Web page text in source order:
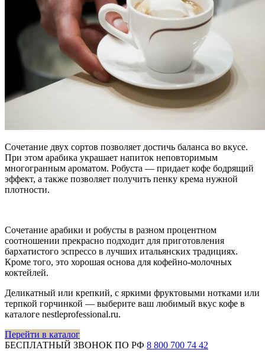
Сочетание двух сортов позволяет достичь баланса во вкусе.
При этом арабика украшает напиток неповторимым
многогранным ароматом. Робуста — придает кофе бодрящий
эффект, а также позволяет получить пенку крема нужной
плотности.
Сочетание арабики и робусты в разном процентном
соотношении прекрасно подходит для приготовления
бархатистого эспрессо в лучших итальянских традициях.
Кроме того, это хорошая основа для кофейно-молочных
коктейлей.
Деликатный или крепкий, с яркими фруктовыми нотками или
терпкой горчинкой — выберите ваш любимый вкус кофе в
каталоге nestleprofessional.ru.
Перейти в каталог
БЕСПЛАТНЫЙ ЗВОНОК ПО РФ 8 800 700 74 42